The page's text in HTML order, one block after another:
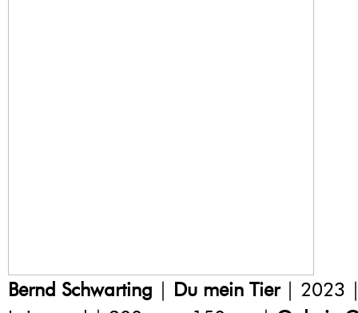
Bernd Schwarting | Du mein Tier| 2023